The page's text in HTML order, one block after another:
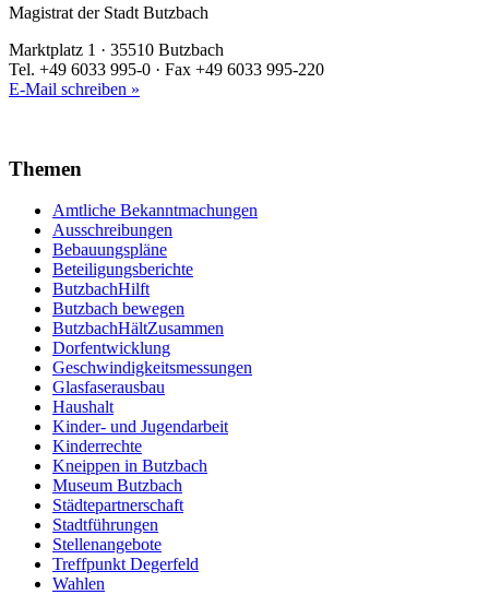
Magistrat der Stadt Butzbach
Marktplatz 1 · 35510 Butzbach
Tel. +49 6033 995-0 · Fax +49 6033 995-220
E-Mail schreiben »
Themen
Amtliche Bekanntmachungen
Ausschreibungen
Bebauungspläne
Beteiligungsberichte
ButzbachHilft
Butzbach bewegen
ButzbachHältZusammen
Dorfentwicklung
Geschwindigkeitsmessungen
Glasfaserausbau
Haushalt
Kinder- und Jugendarbeit
Kinderrechte
Kneippen in Butzbach
Museum Butzbach
Städtepartnerschaft
Stadtführungen
Stellenangebote
Treffpunkt Degerfeld
Wahlen